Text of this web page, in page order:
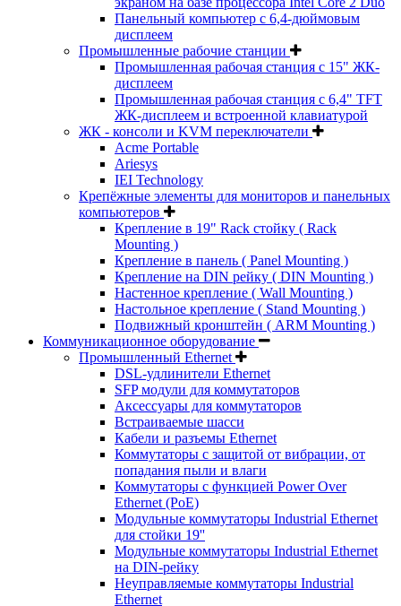
Панельный компьютер с 6,4-дюймовым
дисплеем
Промышленные рабочие станции
Промышленная рабочая станция с 15" ЖК-
дисплеем
Промышленная рабочая станция с 6,4" TFT
ЖК-дисплеем и встроенной клавиатурой
ЖК - консоли и KVM переключатели
Acme Portable
Ariesys
IEI Technology
Крепёжные элементы для мониторов и панельных
компьютеров
Крепление в 19" Rack стойку ( Rack
Mounting )
Крепление в панель ( Panel Mounting )
Крепление на DIN рейку ( DIN Mounting )
Настенное крепление ( Wall Mounting )
Настольное крепление ( Stand Mounting )
Подвижный кронштейн ( ARM Mounting )
Коммуникационное оборудование
Промышленный Ethernet
DSL-удлинители Ethernet
SFP модули для коммутаторов
Аксессуары для коммутаторов
Встраиваемые шасси
Кабели и разъемы Ethernet
Коммутаторы с защитой от вибрации, от
попадания пыли и влаги
Коммутаторы с функцией Power Over
Ethernet (PoE)
Модульные коммутаторы Industrial Ethernet
для стойки 19''
Модульные коммутаторы Industrial Ethernet
на DIN-рейку
Неуправляемые коммутаторы Industrial
Ethernet